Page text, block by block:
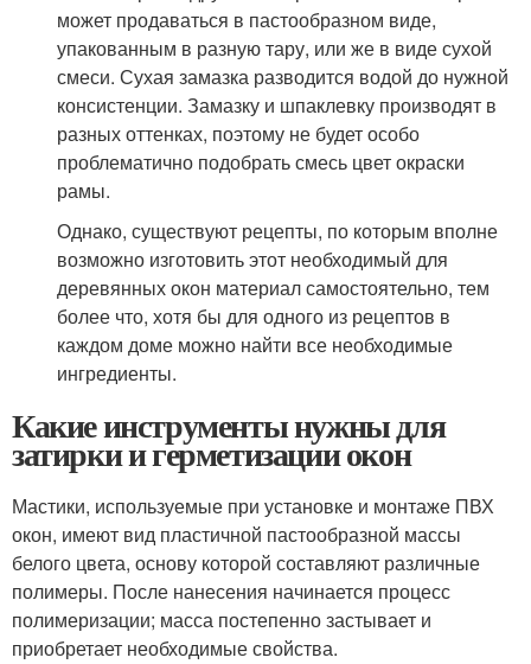
может продаваться в пастообразном виде,
упакованным в разную тару, или же в виде сухой
смеси. Сухая замазка разводится водой до нужной
консистенции. Замазку и шпаклевку производят в
разных оттенках, поэтому не будет особо
проблематично подобрать смесь цвет окраски
рамы.
Однако, существуют рецепты, по которым вполне
возможно изготовить этот необходимый для
деревянных окон материал самостоятельно, тем
более что, хотя бы для одного из рецептов в
каждом доме можно найти все необходимые
ингредиенты.
Какие инструменты нужны для
затирки и герметизации окон
Мастики, используемые при установке и монтаже ПВХ
окон, имеют вид пластичной пастообразной массы
белого цвета, основу которой составляют различные
полимеры. После нанесения начинается процесс
полимеризации; масса постепенно застывает и
приобретает необходимые свойства.